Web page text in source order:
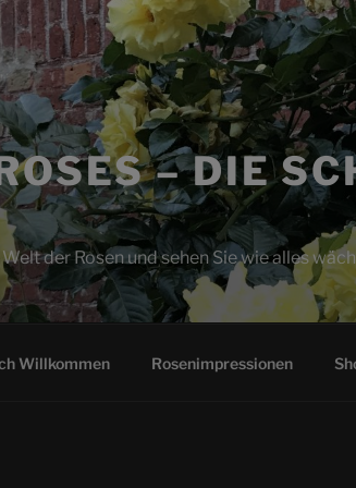
– DIE
der Rosen und sehen Sie wie alles
Willkommen Rosenimpressionen